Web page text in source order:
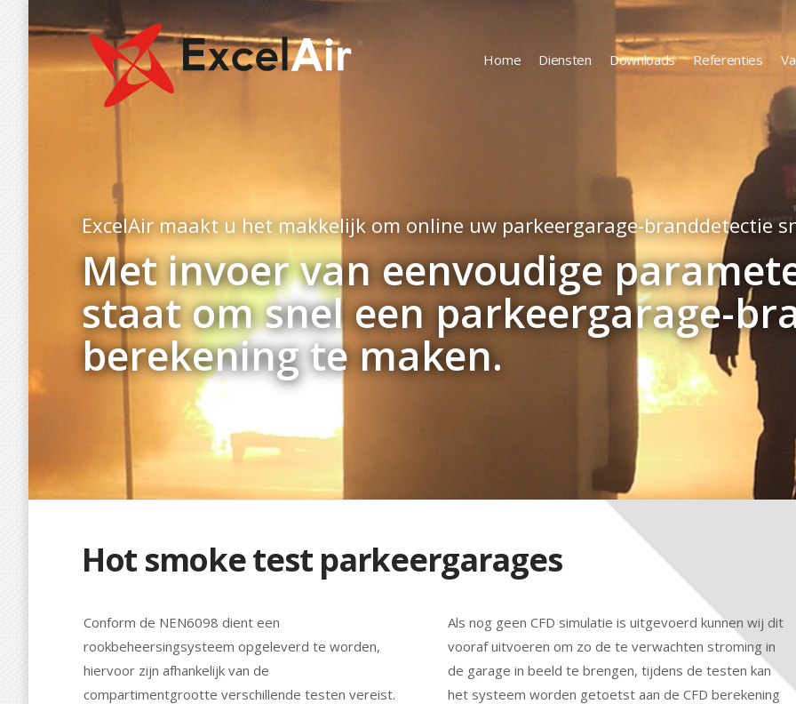
Home Diensten Downloads Referenties
Met invoer van eenvoudige
staat om snel een parkeergarage-
berekening te maken.
ExcelAir maakt u het makkelijk om online uw parkeergarage-branddetectie
Hot smoke test parkeergarages
Conform de NEN6098 dient een
rookbeheersingsysteem opgeleverd te worden,
hiervoor zijn afhankelijk van de
compartimentgrootte verschillende testen vereist.
Als nog geen CFD simulatie is uitgevoerd kunnen wij dit
vooraf uitvoeren om zo de te verwachten stroming in
de garage in beeld te brengen, tijdens de testen kan
het systeem worden getoetst aan de CFD berekening